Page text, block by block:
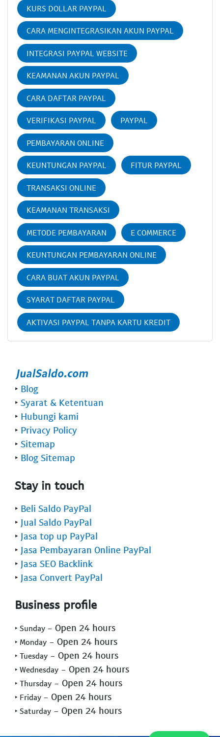
KURS DOLLAR PAYPAL
CARA MENGINTEGRASIKAN AKUN PAYPAL
INTEGRASI PAYPAL WEBSITE
KEAMANAN AKUN PAYPAL
CARA DAFTAR PAYPAL
VERIFIKASI PAYPAL PAYPAL
PEMBAYARAN ONLINE
KEUNTUNGAN PAYPAL FITUR PAYPAL
TRANSAKSI ONLINE
KEAMANAN TRANSAKSI
METODE PEMBAYARAN E COMMERCE
KEUNTUNGAN PEMBAYARAN ONLINE
CARA BUAT AKUN PAYPAL
SYARAT DAFTAR PAYPAL
AKTIVASI PAYPAL TANPA KARTU KREDIT
‣ Blog
‣ Syarat & Ketentuan
‣ Hubungi kami
‣ Privacy Policy
‣ Sitemap
‣ Blog Sitemap
Stay in touch
‣ Beli Saldo PayPal
‣ Jual Saldo PayPal
‣ Jasa top up PayPal
‣ Jasa Pembayaran Online PayPal
‣ Jasa SEO Backlink
‣ Jasa Convert PayPal
Business profile
‣ Sunday - Open 24 hours
‣ Monday - Open 24 hours
‣ Tuesday - Open 24 hours
‣ Wednesday - Open 24 hours
‣ Thursday - Open 24 hours
‣ Friday - Open 24 hours
‣ Saturday - Open 24 hours